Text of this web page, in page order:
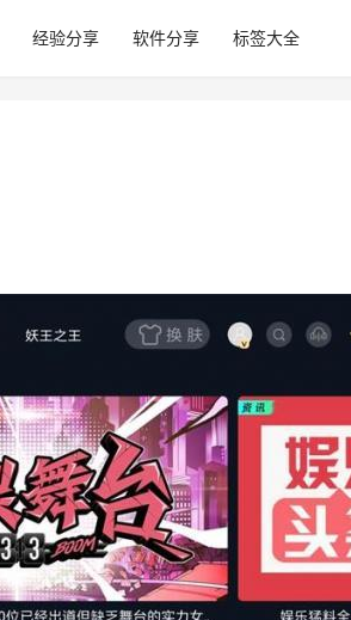
经验分享 软件分享 标签大全